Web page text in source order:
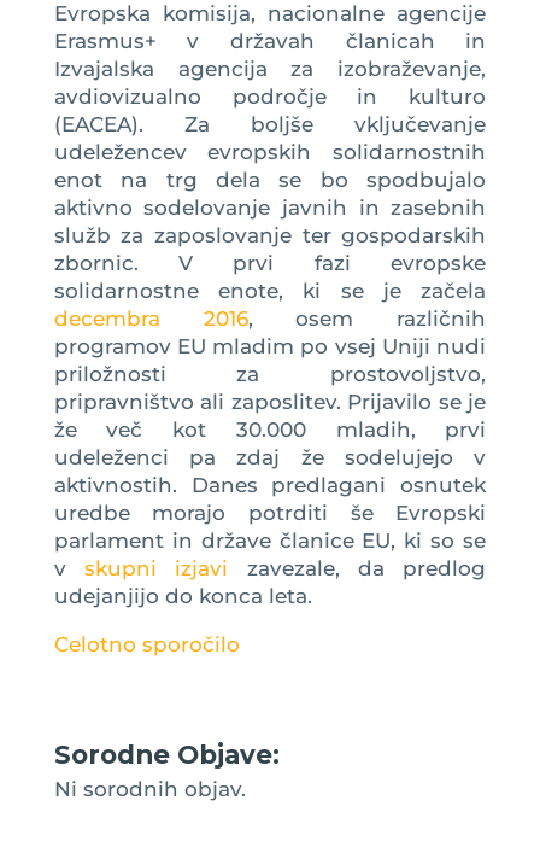
Evropska komisija, nacionalne agencije
Erasmus+ v državah članicah in
Izvajalska agencija za izobraževanje,
avdiovizualno področje in kulturo
(EACEA). Za boljše vključevanje
udeležencev evropskih solidarnostnih
enot na trg dela se bo spodbujalo
aktivno sodelovanje javnih in zasebnih
služb za zaposlovanje ter gospodarskih
zbornic. V prvi fazi evropske
solidarnostne enote, ki se je začela
decembra 2016, osem različnih
programov EU mladim po vsej Uniji nudi
priložnosti za prostovoljstvo,
pripravništvo ali zaposlitev. Prijavilo se je
že več kot 30.000 mladih, prvi
udeleženci pa zdaj že sodelujejo v
aktivnostih. Danes predlagani osnutek
uredbe morajo potrditi še Evropski
parlament in države članice EU, ki so se
vskupni izjavi zavezale, da predlog
udejanjijo do konca leta.
Celotno sporočilo
Sorodne Objave:
Ni sorodnih objav.